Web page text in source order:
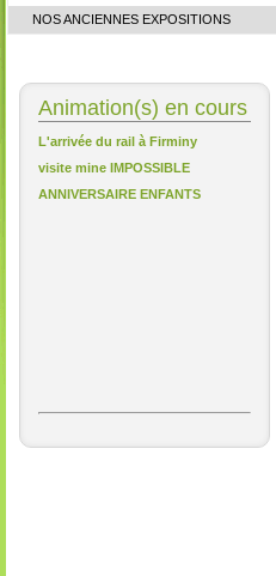
NOS ANCIENNES EXPOSITIONS
Animation(s) en cours
L'arrivée du rail à Firminy
visite mine IMPOSSIBLE
ANNIVERSAIRE ENFANTS